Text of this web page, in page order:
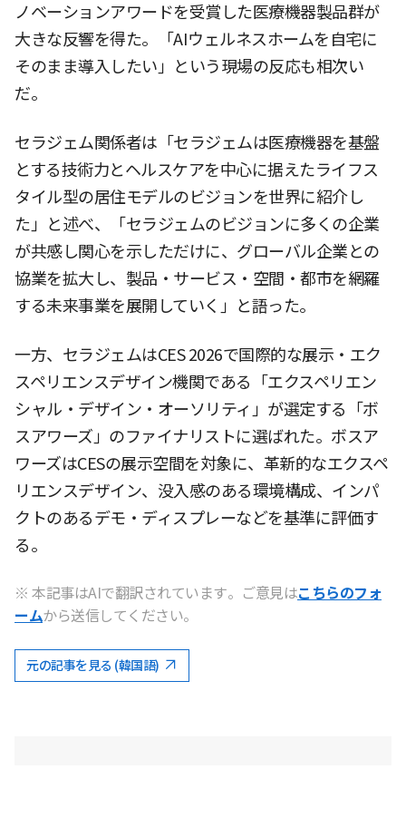
ノベーションアワードを受賞した医療機器製品群が
大きな反響を得た。「AIウェルネスホームを自宅に
そのまま導入したい」という現場の反応も相次い
だ。
セラジェム関係者は「セラジェムは医療機器を基盤
とする技術力とヘルスケアを中心に据えたライフス
タイル型の居住モデルのビジョンを世界に紹介し
た」と述べ、「セラジェムのビジョンに多くの企業
が共感し関心を示しただけに、グローバル企業との
協業を拡大し、製品・サービス・空間・都市を網羅
する未来事業を展開していく」と語った。
一方、セラジェムはCES 2026で国際的な展示・エク
スペリエンスデザイン機関である「エクスペリエン
シャル・デザイン・オーソリティ」が選定する「ボ
スアワーズ」のファイナリストに選ばれた。ボスア
ワーズはCESの展示空間を対象に、革新的なエクスペ
リエンスデザイン、没入感のある環境構成、インパ
クトのあるデモ・ディスプレーなどを基準に評価す
る。
※ 本記事はAIで翻訳されています。ご意見はこちらのフォ
ームから送信してください。
元の記事を見る (韓国語)